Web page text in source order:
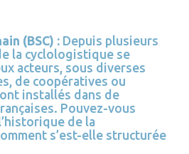
(BSC) : Depuis plusieurs
la cyclologistique se
acteurs, sous diverses
de coopératives ou
installés dans de
Pouvez-vous
de la
s’est-elle structurée